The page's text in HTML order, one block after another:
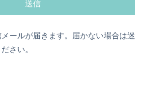
ールが届きます。届かない場合は迷
さい。